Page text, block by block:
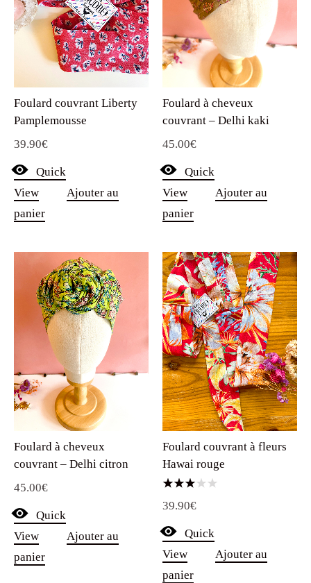
Foulard couvrant Liberty
Pamplemousse
39.90€
Quick
View
Ajouter au
panier
Foulard à cheveux
couvrant – Delhi kaki
45.00€
Quick
View
Ajouter au
panier
Foulard à cheveux
couvrant – Delhi citron
45.00€
Quick
View
Ajouter au
panier
Foulard couvrant à fleurs
Hawai rouge
3.00
39.90€
Quick
View
Ajouter au
panier